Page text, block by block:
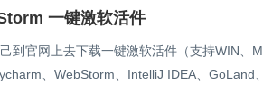
一键激软活‬件
到官网上去下载一键激软活‬件（支持WIN、
、WebStorm、IntelliJ IDEA、GoLand